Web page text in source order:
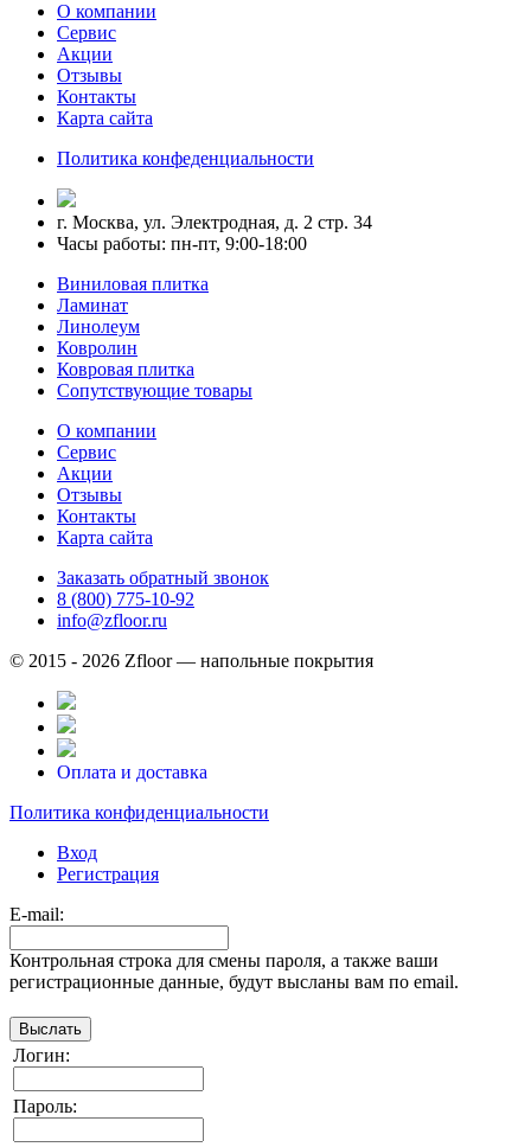
О компании
Сервис
Акции
Отзывы
Контакты
Карта сайта
Политика конфеденциальности
г. Москва, ул. Электродная, д. 2 стр. 34
Часы работы: пн-пт, 9:00-18:00
Виниловая плитка
Ламинат
Линолеум
Ковролин
Ковровая плитка
Сопутствующие товары
О компании
Сервис
Акции
Отзывы
Контакты
Карта сайта
Заказать обратный звонок
8 (800) 775-10-92
info@zfloor.ru
© 2015 - 2026 Zfloor — напольные покрытия
Оплата и доставка
Политика конфиденциальности
Вход
Регистрация
E-mail:
Контрольная строка для смены пароля, а также ваши
регистрационные данные, будут высланы вам по email.
Логин:
Пароль: